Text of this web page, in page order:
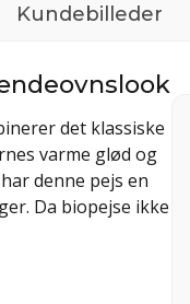
Kundebilleder
det klassiske
varme glød og
denne pejs en
Da biopejse ikke